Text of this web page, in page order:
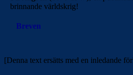
brinnande världskrig!
Breven
[Denna text ersätts med en inledande